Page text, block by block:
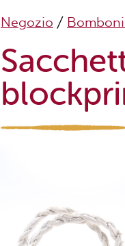
Negozio /